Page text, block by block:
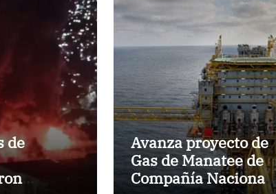
de
Avanza proyecto de
Gas de Manatee de
Compañía Nacional